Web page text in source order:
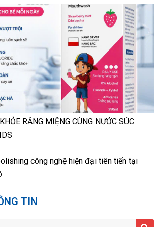
RĂNG MIỆNG CÙNG NƯỚC SÚC
công nghệ hiện đại tiên tiến tại
TIN